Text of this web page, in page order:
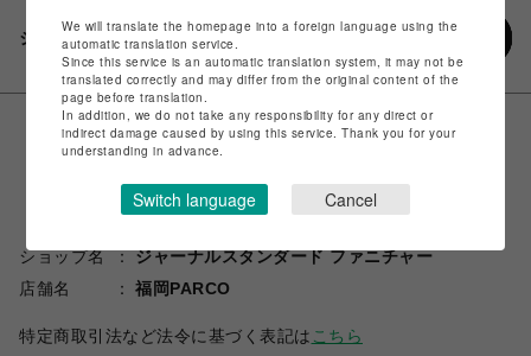
シェアする
ショップ名
ジャーナルスタンダード ファニチャー
店舗名
福岡PARCO
特定商取引法など法令に基づく表記は こちら
We will translate the homepage into a foreign language using the
automatic translation service.
Since this service is an automatic translation system, it may not be
translated correctly and may differ from the original content of the
page before translation.
In addition, we do not take any responsibility for any direct or
indirect damage caused by using this service. Thank you for your
understanding in advance.
Switch language Cancel